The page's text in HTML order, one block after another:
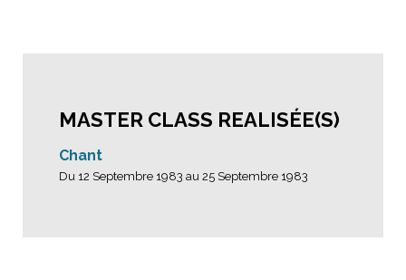
MASTER CLASS REALISÉE(S)
Chant
Du 12 Septembre 1983 au 25 Septembre 1983